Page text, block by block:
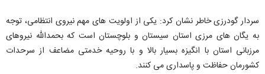
سردار گودرزی خاطر نشان کرد: یکی از اولویت های مهم نیروی انتظامی، توجه
به یگان های مرزی استان سیستان و بلوچستان است که بحمدالله نیروهای
مرزبانی استان با انگیزه بسیار بالا و با روحیه خدمتی مضاعف از سرحدات
کشورمان حفاظت و پاسداری می کنند.